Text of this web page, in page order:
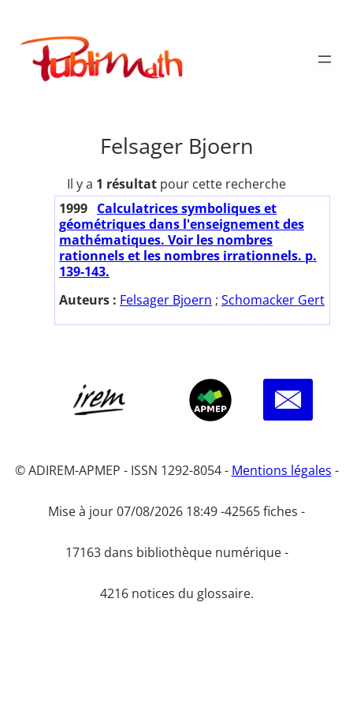
contenu
Publimath
Felsager Bjoern
Il y a 1 résultat pour cette recherche
1999 Calculatrices symboliques et
géométriques dans l'enseignement des
mathématiques. Voir les nombres
rationnels et les nombres irrationnels. p.
139-143.
Auteurs : Felsager Bjoern ; Schomacker Gert
© ADIREM-APMEP - ISSN 1292-8054 - Mentions légales -
Mise à jour 07/08/2026 18:49 -42565 fiches -
17163 dans bibliothèque numérique -
4216 notices du glossaire.